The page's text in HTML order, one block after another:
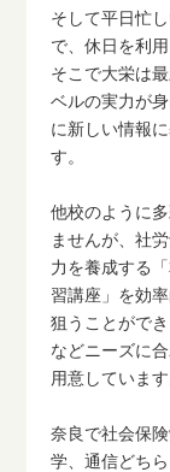
そして平日忙
で、休日を利
そこで大栄は
ベルの実力が
に新しい情報
す。
他校のように
ませんが、社
力を養成する
習講座」を効
狙うことがで
などニーズに
用意しています
奈良で社会保
学、通信どち